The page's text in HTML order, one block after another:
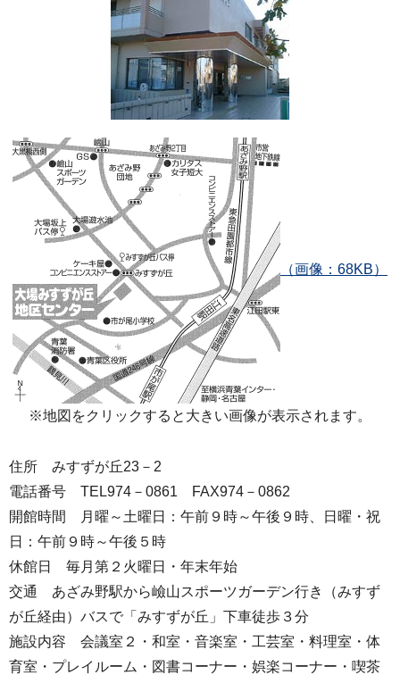
（画像：68KB）
※地図をクリックすると大きい画像が表示されます。
住所 みすずが丘23－2
電話番号 TEL974－0861 FAX974－0862
開館時間 月曜～土曜日：午前９時～午後９時、日曜・祝
日：午前９時～午後５時
休館日 毎月第２火曜日・年末年始
交通 あざみ野駅から嶮山スポーツガーデン行き（みすず
が丘経由）バスで「みすずが丘」下車徒歩３分
施設内容 会議室２・和室・音楽室・工芸室・料理室・体
育室・プレイルーム・図書コーナー・娯楽コーナー・喫茶